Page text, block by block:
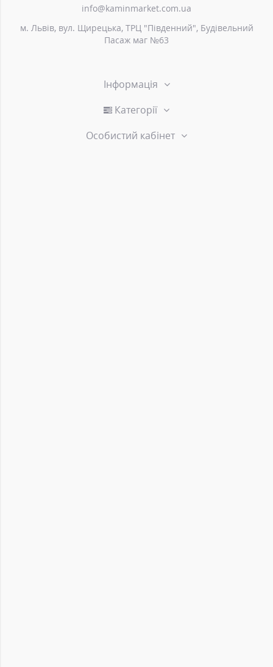
info@kaminmarket.com.ua
м. Львів, вул. Щирецька, ТРЦ "Південний", Будівельний
Пасаж маг №63
Інформація
Категорії
Особистий кабінет